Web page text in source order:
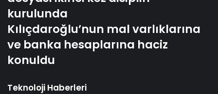
kurulunda
Kılıçdaroğlu’nun mal varlıklarına
ve banka hesaplarına haciz
konuldu
Teknoloji Haberleri